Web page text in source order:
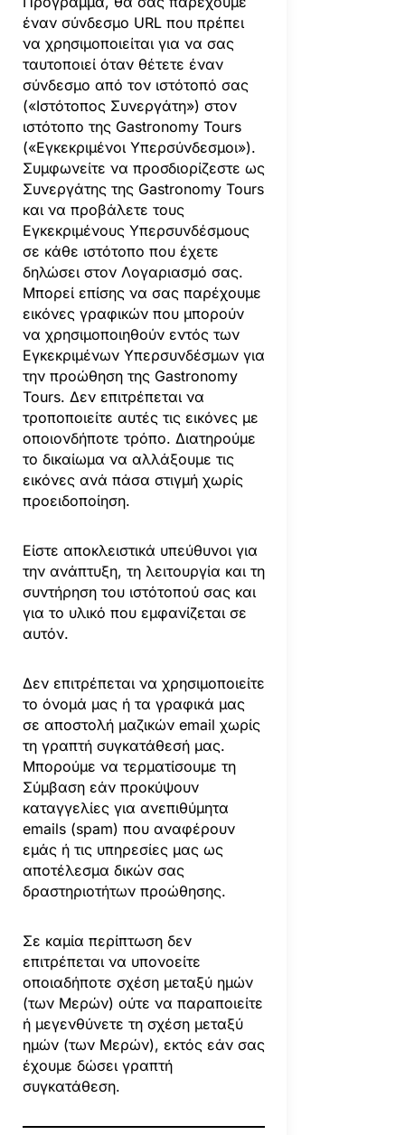
έναν σύνδεσμο URL που πρέπει
να χρησιμοποιείται για να σας
ταυτοποιεί όταν θέτετε έναν
σύνδεσμο από τον ιστότοπό σας
(«Ιστότοπος Συνεργάτη») στον
ιστότοπο της Gastronomy Tours
(«Εγκεκριμένοι Υπερσύνδεσμοι»).
Συμφωνείτε να προσδιορίζεστε ως
Συνεργάτης της Gastronomy Tours
και να προβάλετε τους
Εγκεκριμένους Υπερσυνδέσμους
σε κάθε ιστότοπο που έχετε
δηλώσει στον Λογαριασμό σας.
Μπορεί επίσης να σας παρέχουμε
εικόνες γραφικών που μπορούν
να χρησιμοποιηθούν εντός των
Εγκεκριμένων Υπερσυνδέσμων για
την προώθηση της Gastronomy
Tours. Δεν επιτρέπεται να
τροποποιείτε αυτές τις εικόνες με
οποιονδήποτε τρόπο. Διατηρούμε
το δικαίωμα να αλλάξουμε τις
εικόνες ανά πάσα στιγμή χωρίς
προειδοποίηση.
Είστε αποκλειστικά υπεύθυνοι για
την ανάπτυξη, τη λειτουργία και τη
συντήρηση του ιστότοπού σας και
για το υλικό που εμφανίζεται σε
αυτόν.
Δεν επιτρέπεται να χρησιμοποιείτε
το όνομά μας ή τα γραφικά μας
σε αποστολή μαζικών email χωρίς
τη γραπτή συγκατάθεσή μας.
Μπορούμε να τερματίσουμε τη
Σύμβαση εάν προκύψουν
καταγγελίες για ανεπιθύμητα
emails (spam) που αναφέρουν
εμάς ή τις υπηρεσίες μας ως
αποτέλεσμα δικών σας
δραστηριοτήτων προώθησης.
Σε καμία περίπτωση δεν
επιτρέπεται να υπονοείτε
οποιαδήποτε σχέση μεταξύ ημών
(των Μερών) ούτε να παραποιείτε
ή μεγενθύνετε τη σχέση μεταξύ
ημών (των Μερών), εκτός εάν σας
έχουμε δώσει γραπτή
συγκατάθεση.